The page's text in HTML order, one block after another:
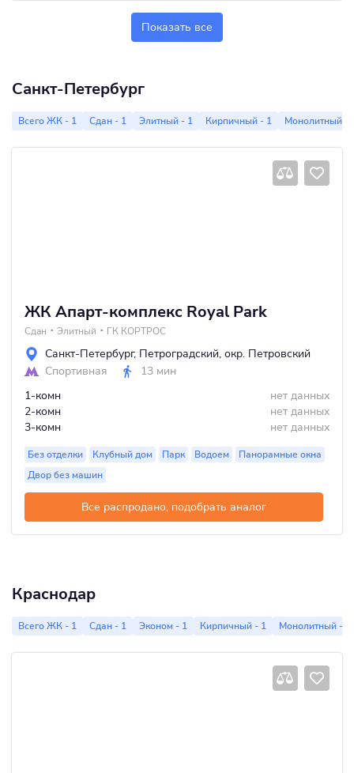
Показать все
Санкт-Петербург
Всего ЖК - 1 Сдан - 1 Элитный - 1 Кирпичный - 1 Монолитный -
ЖК Апарт-комплекс Royal Park
Сдан Элитный ГК КОРТРОС
Санкт-Петербург, Петроградский, окр. Петровский
Спортивная
13 мин
1-комн
нет данных
2-комн
нет данных
3-комн
нет данных
Без отделки Клубный дом Парк Водоем
Панорамные окна
Двор без машин
Все распродано, подобрать аналог
Краснодар
Всего ЖК - 1 Сдан - 1 Эконом - 1 Кирпичный - 1 Монолитный - 1